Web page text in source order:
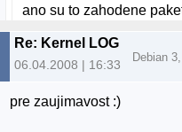
ano su to zahodene
Re: Kernel LOG - hlasky
06.04.2008 | 16:33
Debian
pre zaujimavost :)